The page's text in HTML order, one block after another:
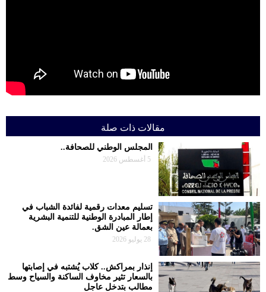
مقالات ذات صلة
المجلس الوطني للصحافة..
5 أغسطس 2026
تسليم معدات رقمية لفائدة الشباب في
إطار المبادرة الوطنية للتنمية البشرية
بعمالة عين الشق.
28 يوليو 2026
إنذار بمراكش.. كلاب يُشتبه في إصابتها
بالسعار تثير مخاوف الساكنة والسياح وسط
مطالب بتدخل عاجل